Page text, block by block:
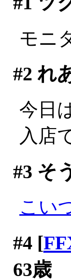
モニ
#2 れ
今日
入店
#3 そ
こい
#4[
63歳